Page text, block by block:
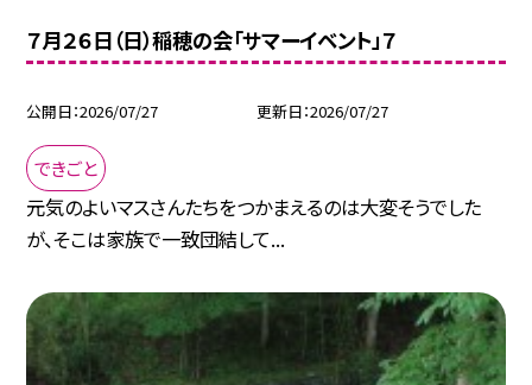
７月２６日（日）稲穂の会「サマーイベント」７
公開日 2026/07/27 更新日 2026/07/27
できごと
元気のよいマスさんたちをつかまえるのは大変そうでした
が、そこは家族で一致団結して...